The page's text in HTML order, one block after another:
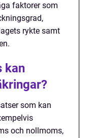
faktorer som
rykte samt
kan
som kan
och nollmoms,